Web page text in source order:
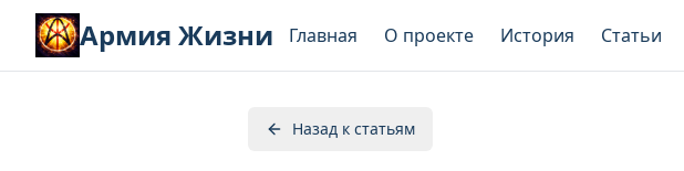
Армия Жизни Главная О проекте История Статьи
Назад к статьям